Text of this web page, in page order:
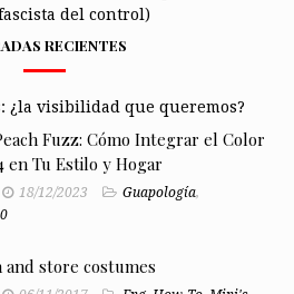
del control)
RECIENTES
¿la visibilidad que queremos?
Fuzz: Cómo Integrar el Color
en Tu Estilo y Hogar
18/12/2023 Guapología,
0
and store costumes